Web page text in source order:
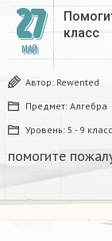
27
МАЙ
класс​
Автор: Rewented
Предмет: Алгебра
Уровень: 5 - 9 класс
помогите